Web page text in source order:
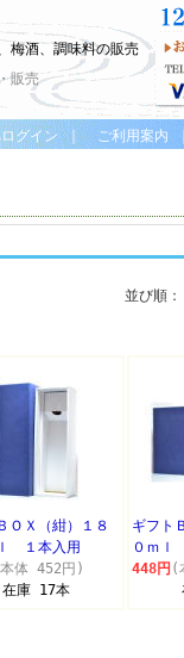
梅酒、調味料の販売
販売
グイン｜ ご利用案内
並び順：
ＯＸ（紺）１８
１本入用
体 452円)
在庫 17本
ギフト
０ｍｌ
448円 (